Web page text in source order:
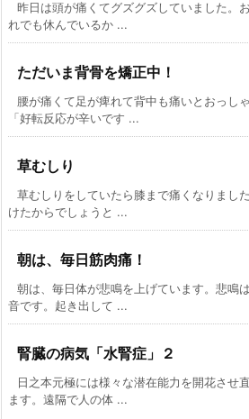
昨日は頭が痛くてグズグズしていました。
れでも休んでいるか ...
ただいま背骨を矯正中！
腰が痛くて足が痺れて背中も痛いとおっし
「好転反応が辛いです ...
草むしり
草むしりをしていたら膝まで痛くなりまし
けたからでしょうと ...
朝は、毎日筋肉痛！
朝は、毎日体が悲鳴を上げています。悲鳴
音です。起き出して ...
腎臓の病気「水腎症」２
日之本元極には様々な潜在能力を開花させ
ます。遠隔で人の体 ...